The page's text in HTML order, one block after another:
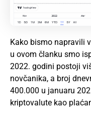
Kako bismo napravili
u ovom članku smo
2022. godini postoji
novčanika, a broj
400.000 u januaru
kriptovalute kao